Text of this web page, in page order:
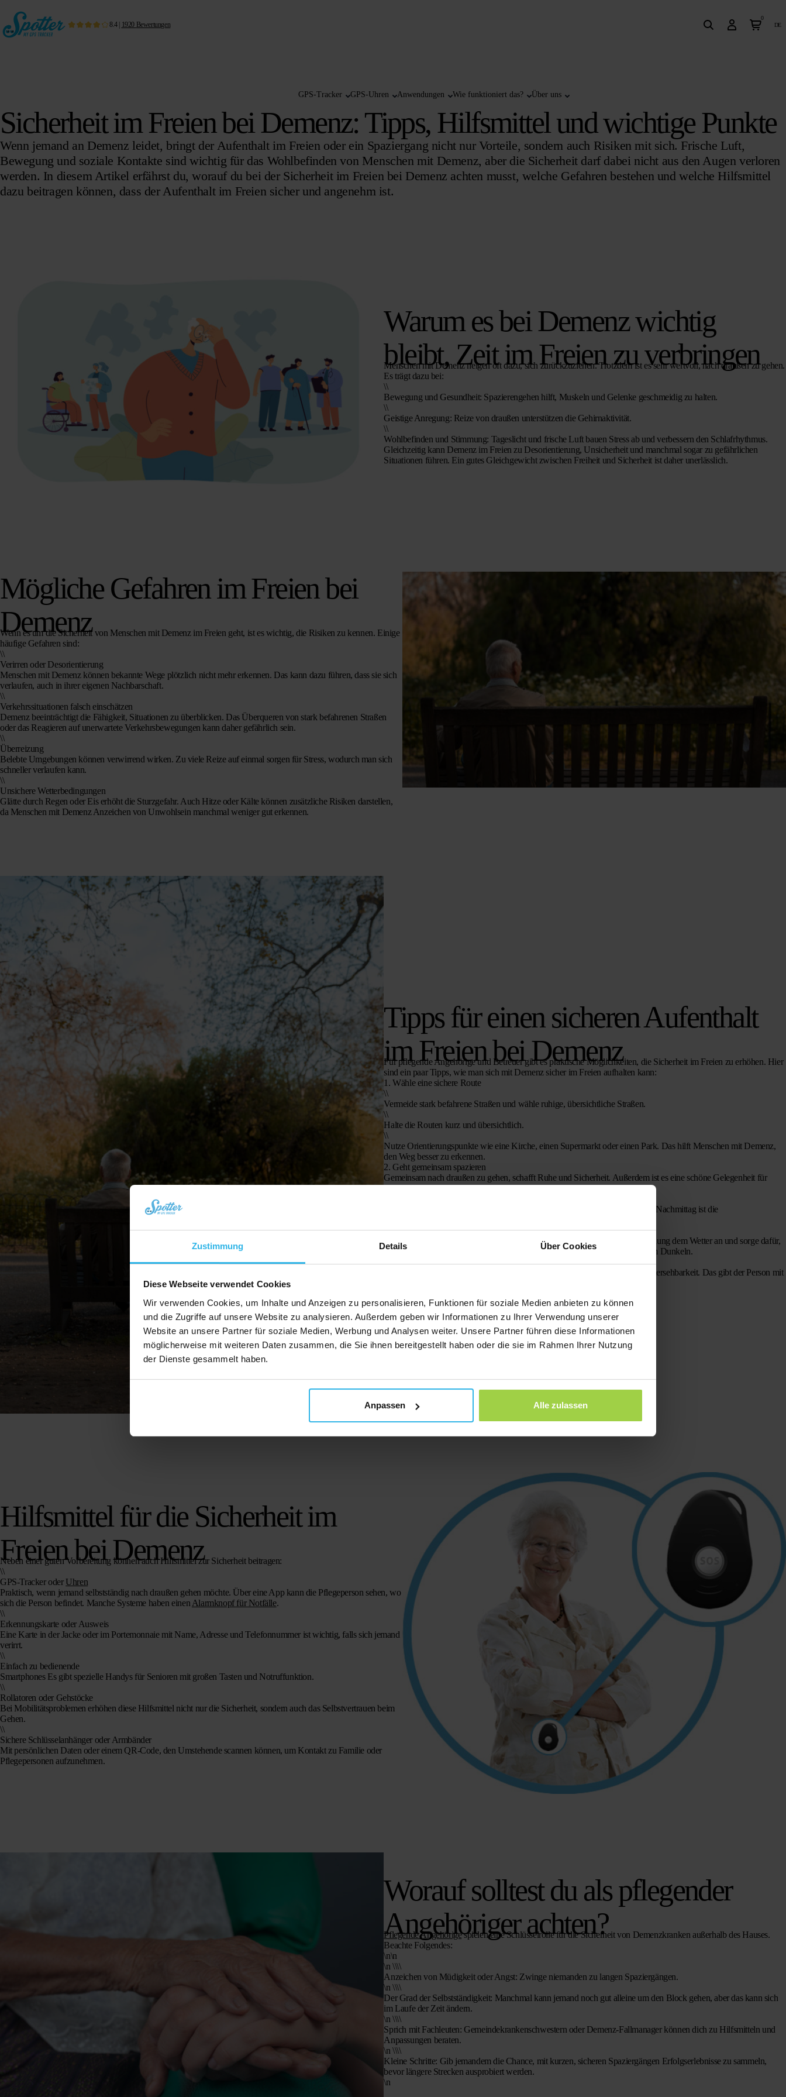
Zustimmung Details Über Cookies
Diese Webseite verwendet Cookies
Wir verwenden Cookies, um Inhalte und Anzeigen zu personalisieren, Funktionen für soziale Medien anbieten zu können
und die Zugriffe auf unsere Website zu analysieren. Außerdem geben wir Informationen zu Ihrer Verwendung unserer
Website an unsere Partner für soziale Medien, Werbung und Analysen weiter. Unsere Partner führen diese Informationen
möglicherweise mit weiteren Daten zusammen, die Sie ihnen bereitgestellt haben oder die sie im Rahmen Ihrer Nutzung
der Dienste gesammelt haben.
Anpassen Alle zulassen
8.4| 1920 Bewertungen
GPS-Tracker GPS-Uhren Anwendungen Wie funktioniert das? Über uns
0
de
Sicherheit im Freien bei Demenz: Tipps, Hilfsmittel und wichtige Punkte
Wenn jemand an Demenz leidet, bringt der Aufenthalt im Freien oder ein Spaziergang nicht nur Vorteile, sondern auch Risiken mit sich. Frische Luft,
Bewegung und soziale Kontakte sind wichtig für das Wohlbefinden von Menschen mit Demenz, aber die Sicherheit darf dabei nicht aus den Augen verloren
werden. In diesem Artikel erfährst du, worauf du bei der Sicherheit im Freien bei Demenz achten musst, welche Gefahren bestehen und welche Hilfsmittel
dazu beitragen können, dass der Aufenthalt im Freien sicher und angenehm ist.
Warum es bei Demenz wichtig
bleibt, Zeit im Freien zu verbringen
Menschen mit Demenz neigen oft dazu, sich zurückzuziehen. Trotzdem ist es sehr wertvoll, nach draußen zu gehen.
Es trägt dazu bei:
\\
Bewegung und Gesundheit: Spazierengehen hilft, Muskeln und Gelenke geschmeidig zu halten.
\\
Geistige Anregung: Reize von draußen unterstützen die Gehirnaktivität.
\\
Wohlbefinden und Stimmung: Tageslicht und frische Luft bauen Stress ab und verbessern den Schlafrhythmus.
Gleichzeitig kann Demenz im Freien zu Desorientierung, Unsicherheit und manchmal sogar zu gefährlichen
Situationen führen. Ein gutes Gleichgewicht zwischen Freiheit und Sicherheit ist daher unerlässlich.
Mögliche Gefahren im Freien bei
Demenz
Wenn es um die Sicherheit von Menschen mit Demenz im Freien geht, ist es wichtig, die Risiken zu kennen. Einige
häufige Gefahren sind:
\\
Verirren oder Desorientierung
Menschen mit Demenz können bekannte Wege plötzlich nicht mehr erkennen. Das kann dazu führen, dass sie sich
verlaufen, auch in ihrer eigenen Nachbarschaft.
\\
Verkehrssituationen falsch einschätzen
Demenz beeinträchtigt die Fähigkeit, Situationen zu überblicken. Das Überqueren von stark befahrenen Straßen
oder das Reagieren auf unerwartete Verkehrsbewegungen kann daher gefährlich sein.
\\
Überreizung
Belebte Umgebungen können verwirrend wirken. Zu viele Reize auf einmal sorgen für Stress, wodurch man sich
schneller verlaufen kann.
\\
Unsichere Wetterbedingungen
Glätte durch Regen oder Eis erhöht die Sturzgefahr. Auch Hitze oder Kälte können zusätzliche Risiken darstellen,
da Menschen mit Demenz Anzeichen von Unwohlsein manchmal weniger gut erkennen.
Tipps für einen sicheren Aufenthalt
im Freien bei Demenz
Für pflegende Angehörige und Betreuer gibt es praktische Möglichkeiten, die Sicherheit im Freien zu erhöhen. Hier
sind ein paar Tipps, wie man sich mit Demenz sicher im Freien aufhalten kann:
1. Wähle eine sichere Route
\\
Vermeide stark befahrene Straßen und wähle ruhige, übersichtliche Straßen.
\\
Halte die Routen kurz und übersichtlich.
\\
Nutze Orientierungspunkte wie eine Kirche, einen Supermarkt oder einen Park. Das hilft Menschen mit Demenz,
den Weg besser zu erkennen.
2. Geht gemeinsam spazieren
Gemeinsam nach draußen zu gehen, schafft Ruhe und Sicherheit. Außerdem ist es eine schöne Gelegenheit für
soziale Kontakte.
Wähle für einen Spaziergang ruhige Tageszeiten. Am Morgen oder am frühen Nachmittag ist die
4. Achte auf gute Kleidung und Schuhe
Bequeme Schuhe mit festen Sohlen verringern die Sturzgefahr. Passe die Kleidung dem Wetter an und sorge dafür,
dass die Person gut sichtbar ist, zum Beispiel mit einer reflektierenden Weste im Dunkeln.
5. Schaffe eine Routine
Eine feste Wanderroute und eine feste Uhrzeit sorgen für Vertrautheit und Vorhersehbarkeit. Das gibt der Person mit
Hilfsmittel für die Sicherheit im
Freien bei Demenz
Neben einer guten Vorbereitung können auch Hilfsmittel zur Sicherheit beitragen:
\\
GPS-Tracker oder Uhren
Praktisch, wenn jemand selbstständig nach draußen gehen möchte. Über eine App kann die Pflegeperson sehen, wo
sich die Person befindet. Manche Systeme haben einen Alarmknopf für Notfälle.
\\
Erkennungskarte oder Ausweis
Eine Karte in der Jacke oder im Portemonnaie mit Name, Adresse und Telefonnummer ist wichtig, falls sich jemand
verirrt.
\\
Einfach zu bedienende
SmartphonesEs gibt spezielle Handys für Senioren mit großen Tasten und Notruffunktion.
\\
Rollatoren oder Gehstöcke
Bei Mobilitätsproblemen erhöhen diese Hilfsmittel nicht nur die Sicherheit, sondern auch das Selbstvertrauen beim
Gehen.
\\
Sichere Schlüsselanhänger oder Armbänder
Mit persönlichen Daten oder einem QR-Code, den Umstehende scannen können, um Kontakt zu Familie oder
Pflegepersonen aufzunehmen.
Worauf solltest du als pflegender
Angehöriger achten?
Pflegende Angehörigespielen eine Schlüsselrolle für die Sicherheit von Demenzkranken außerhalb des Hauses.
Beachte Folgendes:
\n\n
\n \\\\
Anzeichen von Müdigkeit oder Angst: Zwinge niemanden zu langen Spaziergängen.
\n \\\\
Der Grad der Selbstständigkeit: Manchmal kann jemand noch gut alleine um den Block gehen, aber das kann sich
im Laufe der Zeit ändern.
\n \\\\
Sprich mit Fachleuten: Gemeindekrankenschwestern oder Demenz-Fallmanager können dich zu Hilfsmitteln und
Anpassungen beraten.
\n \\\\
Kleine Schritte: Gib jemandem die Chance, mit kurzen, sicheren Spaziergängen Erfolgserlebnisse zu sammeln,
bevor längere Strecken ausprobiert werden.
\n